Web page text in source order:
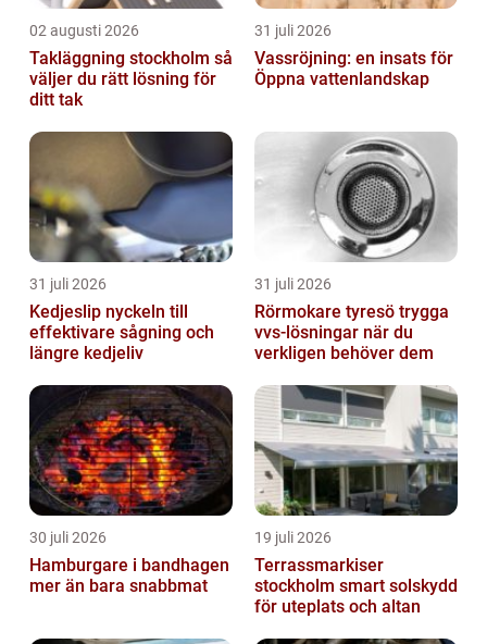
02 augusti 2026
Takläggning stockholm så
väljer du rätt lösning för
ditt tak
31 juli 2026
Vassröjning: en insats för
Öppna vattenlandskap
31 juli 2026
Kedjeslip nyckeln till
effektivare sågning och
längre kedjeliv
31 juli 2026
Rörmokare tyresö trygga
vvs-lösningar när du
verkligen behöver dem
30 juli 2026
Hamburgare i bandhagen
mer än bara snabbmat
19 juli 2026
Terrassmarkiser
stockholm smart solskydd
för uteplats och altan